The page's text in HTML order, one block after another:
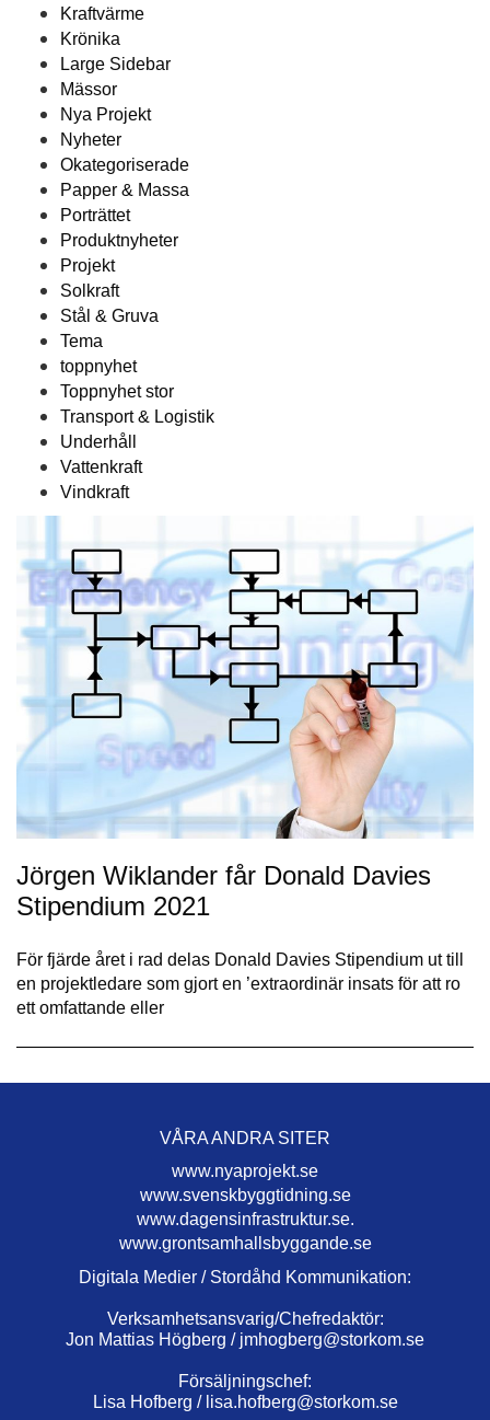
Kraftvärme
Krönika
Large Sidebar
Mässor
Nya Projekt
Nyheter
Okategoriserade
Papper & Massa
Porträttet
Produktnyheter
Projekt
Solkraft
Stål & Gruva
Tema
toppnyhet
Toppnyhet stor
Transport & Logistik
Underhåll
Vattenkraft
Vindkraft
Jörgen Wiklander får Donald Davies
Stipendium 2021
För fjärde året i rad delas Donald Davies Stipendium ut till
en projektledare som gjort en ’extraordinär insats för att ro
ett omfattande eller
VÅRA ANDRA SITER
www.nyaprojekt.se
www.svenskbyggtidning.se
www.dagensinfrastruktur.se.
www.grontsamhallsbyggande.se
Digitala Medier / Stordåhd Kommunikation:
Verksamhetsansvarig/Chefredaktör:
Jon Mattias Högberg / jmhogberg@storkom.se
Försäljningschef:
Lisa Hofberg / lisa.hofberg@storkom.se